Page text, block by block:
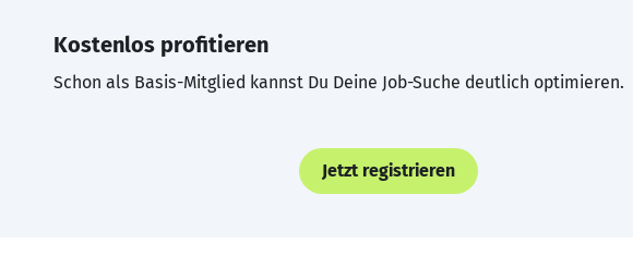
Kostenlos profitieren
Schon als Basis-Mitglied kannst Du Deine Job-Suche deutlich optimieren.
Jetzt registrieren